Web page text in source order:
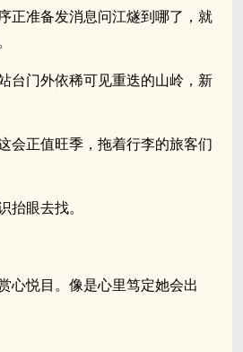
正准备发消息问江燧到哪了，就
台门外依稀可见重迭的山岭，新
会正值旺季，拖着行李的旅客们
眼去找。
心悦目。像是心里笃定她会出